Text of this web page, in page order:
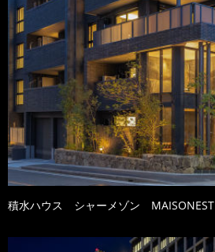
積水ハウス シャーメゾン MAISONEST